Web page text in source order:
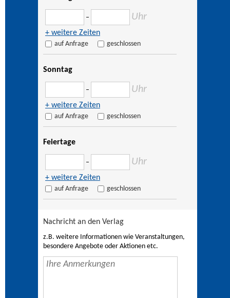
– Uhr
+ weitere Zeiten
auf Anfrage geschlossen
Sonntag
– Uhr
+ weitere Zeiten
auf Anfrage geschlossen
Feiertage
– Uhr
+ weitere Zeiten
auf Anfrage geschlossen
Nachricht an den Verlag
z.B. weitere Informationen wie Veranstaltungen,
besondere Angebote oder Aktionen etc.